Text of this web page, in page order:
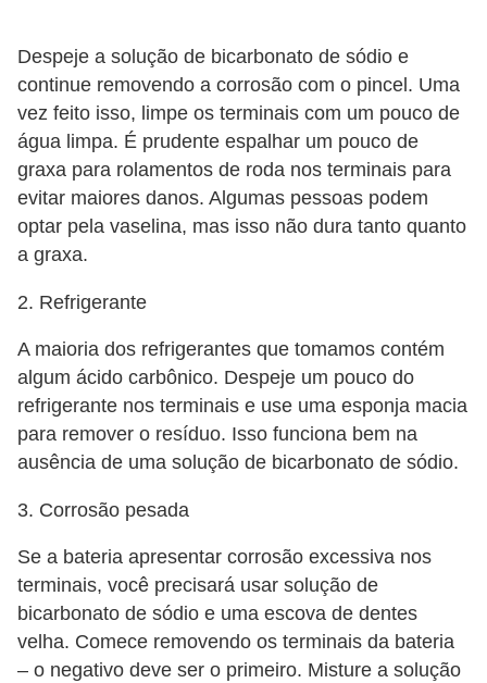
Despeje a solução de bicarbonato de sódio e
continue removendo a corrosão com o pincel. Uma
vez feito isso, limpe os terminais com um pouco de
água limpa. É prudente espalhar um pouco de
graxa para rolamentos de roda nos terminais para
evitar maiores danos. Algumas pessoas podem
optar pela vaselina, mas isso não dura tanto quanto
a graxa.
2. Refrigerante
A maioria dos refrigerantes que tomamos contém
algum ácido carbônico. Despeje um pouco do
refrigerante nos terminais e use uma esponja macia
para remover o resíduo. Isso funciona bem na
ausência de uma solução de bicarbonato de sódio.
3. Corrosão pesada
Se a bateria apresentar corrosão excessiva nos
terminais, você precisará usar solução de
bicarbonato de sódio e uma escova de dentes
velha. Comece removendo os terminais da bateria
– o negativo deve ser o primeiro. Misture a solução
n
s
i
t
o
S
e
g
r
o
a
u
o
T
r
a
n